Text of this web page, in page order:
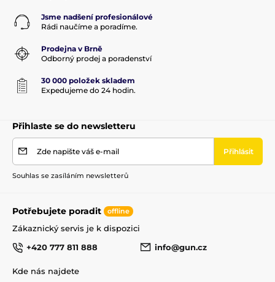
Jsme nadšení profesionálové
Rádi naučíme a poradíme.
Prodejna v Brně
Odborný prodej a poradenství
30 000 položek skladem
Expedujeme do 24 hodin.
Přihlaste se do newsletteru
Zde napište váš e-mail Přihlásit
Souhlas se zasíláním newsletterů
Potřebujete poradit offline
Zákaznický servis je k dispozici
+420 777 811 888
info@gun.cz
Kde nás najdete